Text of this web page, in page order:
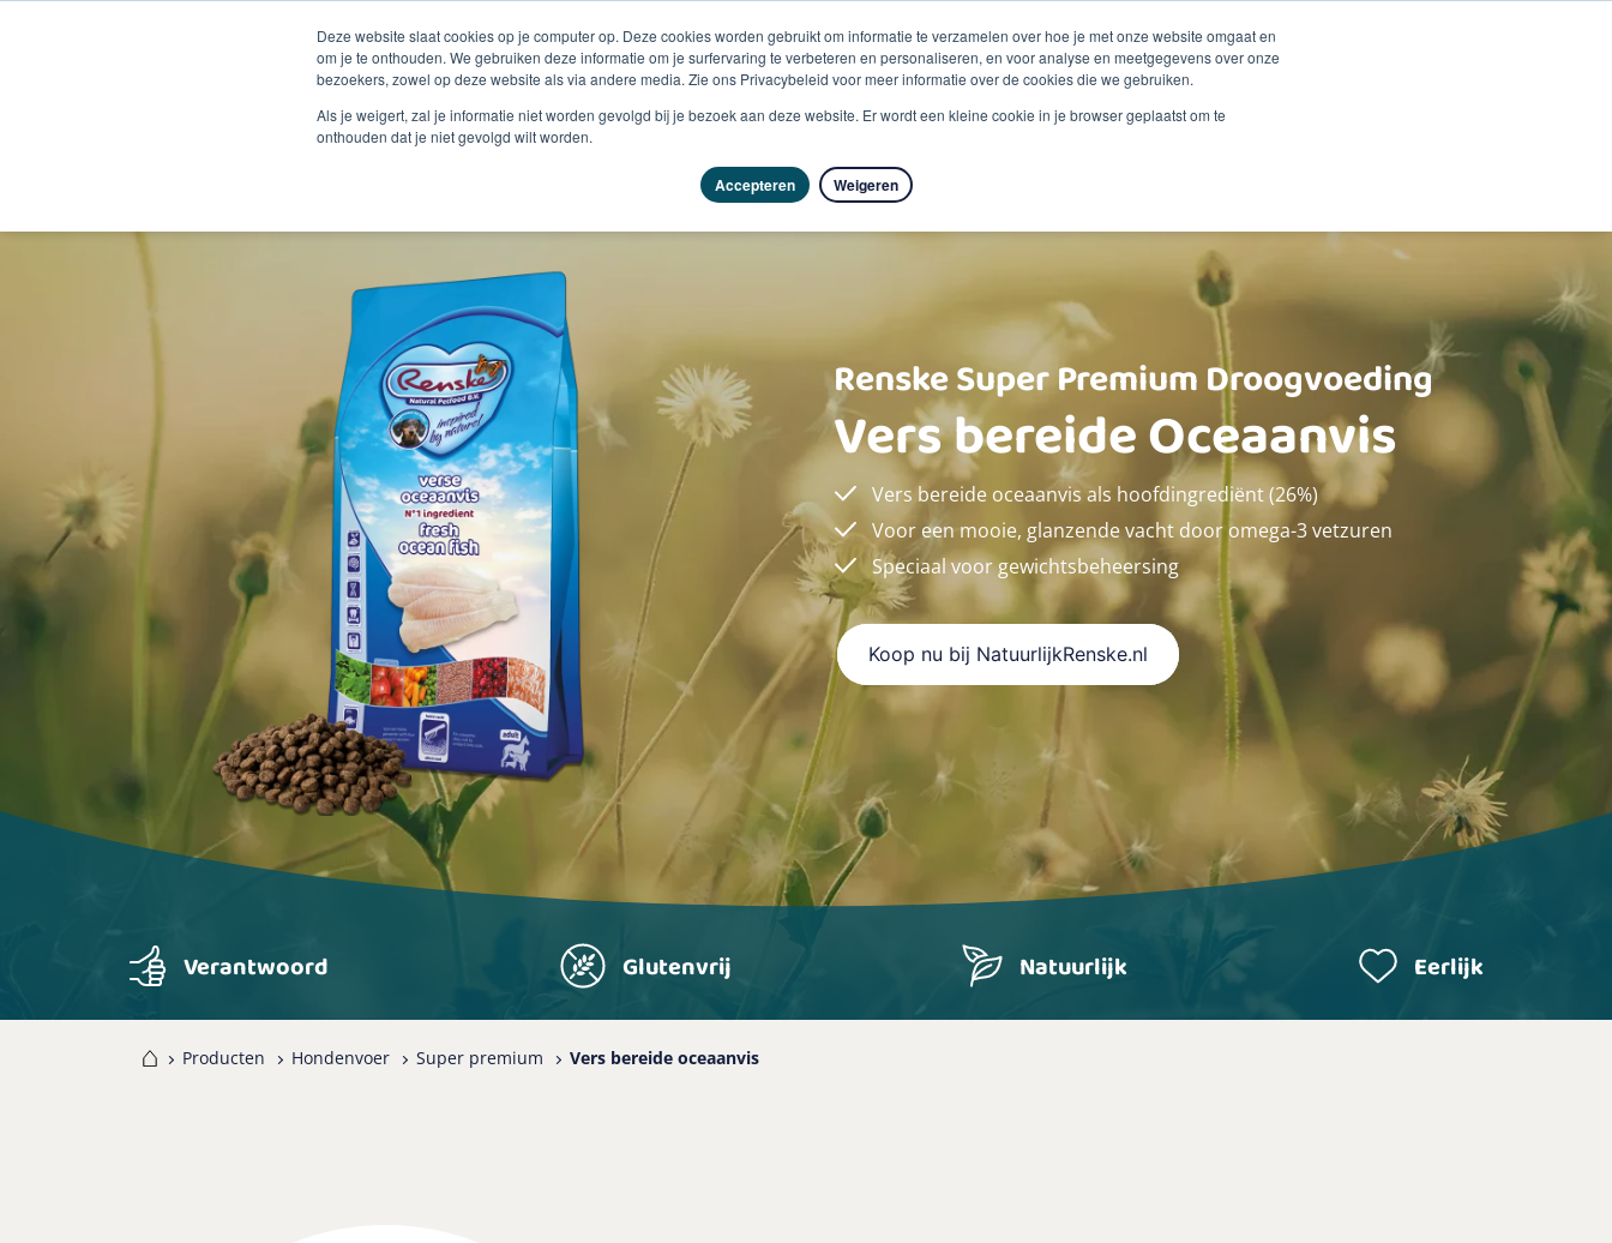
Deze website slaat cookies op je computer op. Deze cookies worden gebruikt om informatie te verzamelen over hoe je met onze website omgaat en
om je te onthouden. We gebruiken deze informatie om je surfervaring te verbeteren en personaliseren, en voor analyse en meetgegevens over onze
bezoekers, zowel op deze website als via andere media. Zie ons Privacybeleid voor meer informatie over de cookies die we gebruiken.
Als je weigert, zal je informatie niet worden gevolgd bij je bezoek aan deze website. Er wordt een kleine cookie in je browser geplaatst om te
onthouden dat je niet gevolgd wilt worden.
Accepteren Weigeren
Duurzaamheid
Producten Vragen & advies Kennisbank Over Renske Verkooppunten
Renske Super Premium Droogvoeding
Vers bereide Oceaanvis
Vers bereide oceaanvis als hoofdingrediënt (26%)
Voor een mooie, glanzende vacht door omega-3 vetzuren
Speciaal voor gewichtsbeheersing
Koop nu bij NatuurlijkRenske.nl
Verantwoord Glutenvrij Natuurlijk Eerlijk
Producten Hondenvoer Super premium Vers bereide oceaanvis